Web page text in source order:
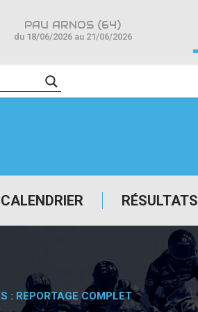
CALENDRIER RÉSULTATS
PAU ARNOS (64)
du 18/06/2026 au 21/06/2026
: REPORTAGE COMPLET